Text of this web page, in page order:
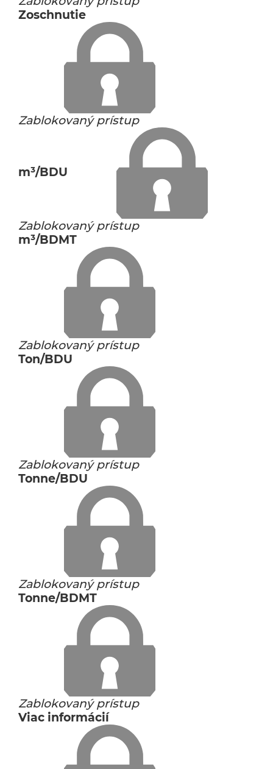
Zoschnutie
Zablokovaný prístup
m³/BDU
Zablokovaný prístup
m³/BDMT
Zablokovaný prístup
Ton/BDU
Zablokovaný prístup
Tonne/BDU
Zablokovaný prístup
Tonne/BDMT
Zablokovaný prístup
Viac informácií